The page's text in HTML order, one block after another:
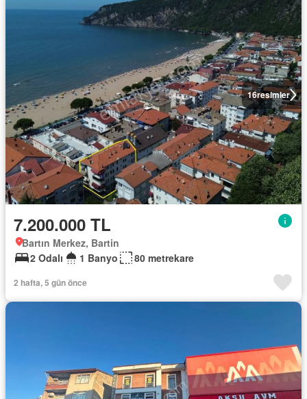
16resimler
7.200.000 TL
Bartın Merkez, Bartin
2 Odalı
1 Banyo 80 metrekare
2 hafta, 5 gün önce